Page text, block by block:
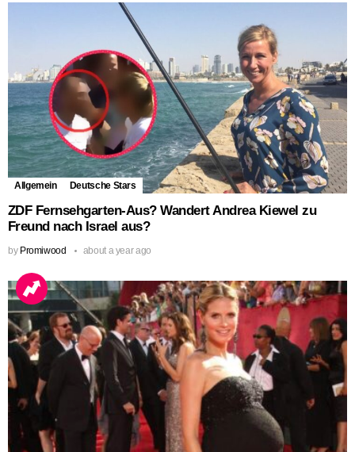
Allgemein Deutsche Stars
ZDF Fernsehgarten-Aus? Wandert Andrea Kiewel zu
Freund nach Israel aus?
by Promiwood about a year ago